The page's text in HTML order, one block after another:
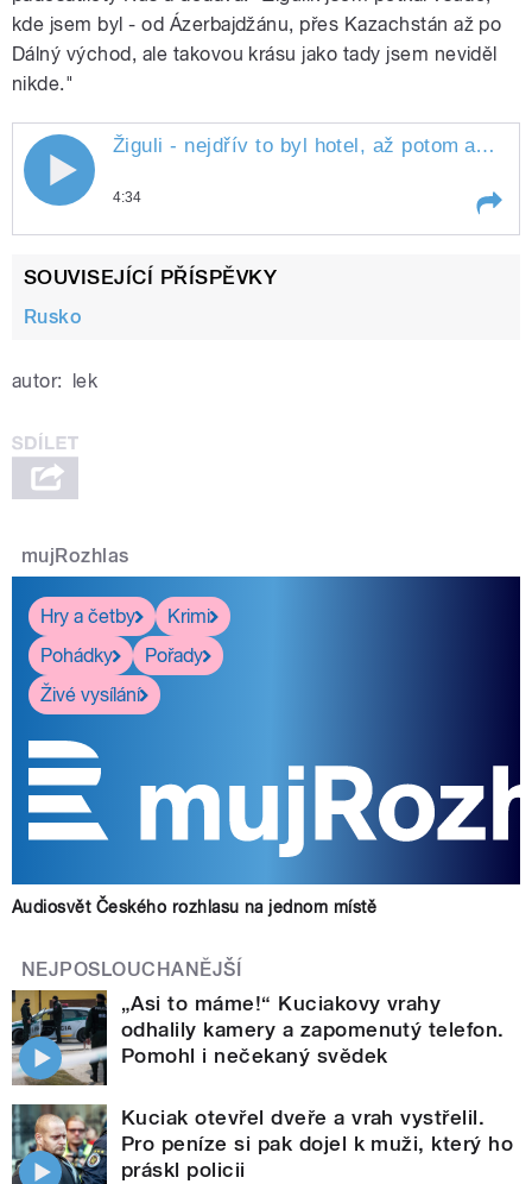
kde jsem byl - od Ázerbajdžánu, přes Kazachstán až po
Dálný východ, ale takovou krásu jako tady jsem neviděl
nikde."
pause
Žiguli - nejdřív to byl hotel, až potom auto
4:34
SOUVISEJÍCÍ PŘÍSPĚVKY
Rusko
autor: lek
mujRozhlas
Hry a četby
Krimi
Pohádky
Pořady
Živé vysílání
Audiosvět Českého rozhlasu na jednom místě
NEJPOSLOUCHANĚJŠÍ
„Asi to máme!“ Kuciakovy vrahy
odhalily kamery a zapomenutý telefon.
Pomohl i nečekaný svědek
Kuciak otevřel dveře a vrah vystřelil.
Pro peníze si pak dojel k muži, který ho
práskl policii